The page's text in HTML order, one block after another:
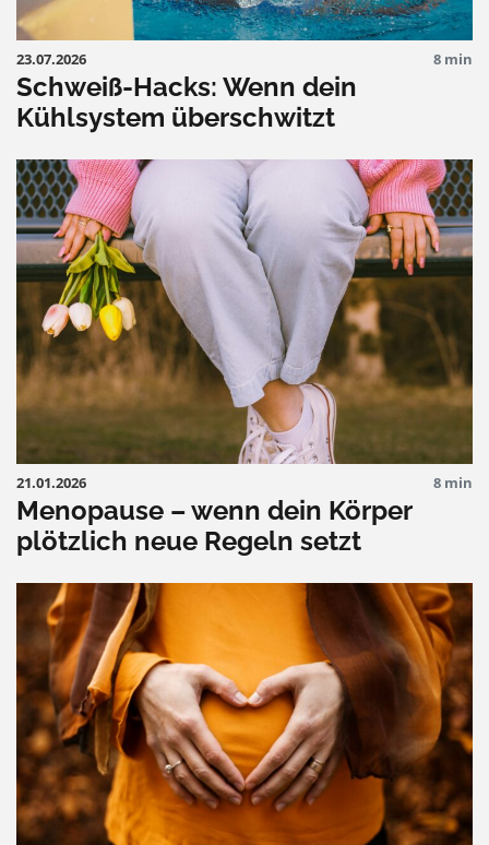
23.07.2026 8 min
Schweiß-Hacks: Wenn dein
Kühlsystem überschwitzt
21.01.2026 8 min
Menopause – wenn dein Körper
plötzlich neue Regeln setzt